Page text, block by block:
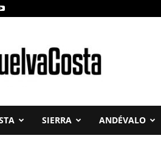
SIERRA ANDÉVALO